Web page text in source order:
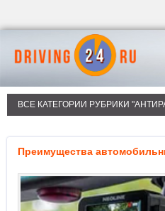
ВСЕ КАТЕГОРИИ РУБРИКИ
Преимущества